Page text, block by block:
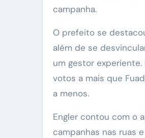
campanha.
O prefeito se
além de se
um gestor
votos a mais que
a menos.
Engler contou com o
campanhas nas ruas